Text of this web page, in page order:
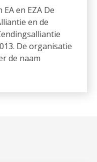
EA en EZA De
en de
De organisatie
de naam